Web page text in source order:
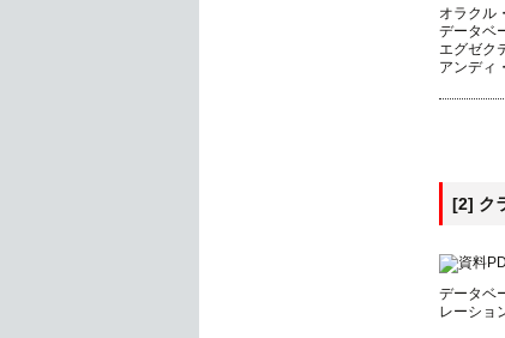
オラクル
データベ
エグゼク
アンディ
[2] ク
データベ
レーショ